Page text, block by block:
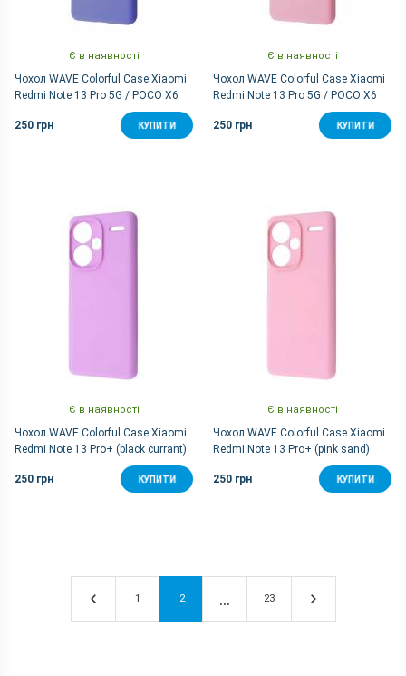
Є в наявності
Чохол WAVE Colorful Case Xiaomi
Redmi Note 13 Pro 5G / POCO X6
250 грн
КУПИТИ
Є в наявності
Чохол WAVE Colorful Case Xiaomi
Redmi Note 13 Pro 5G / POCO X6
250 грн
КУПИТИ
Є в наявності
Чохол WAVE Colorful Case Xiaomi
Redmi Note 13 Pro+ (black currant)
250 грн КУПИТИ
Є в наявності
Чохол WAVE Colorful Case Xiaomi
Redmi Note 13 Pro+ (pink sand)
250 грн КУПИТИ
1 2 23